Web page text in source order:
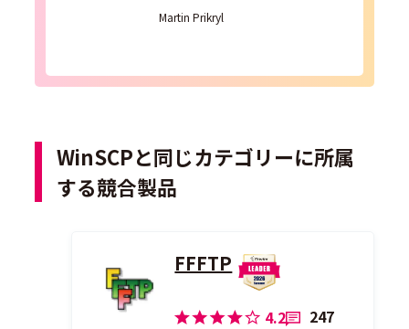
Martin Prikryl
WinSCPと同じカテゴリーに所属
する競合製品
FFFTP
4.2 247